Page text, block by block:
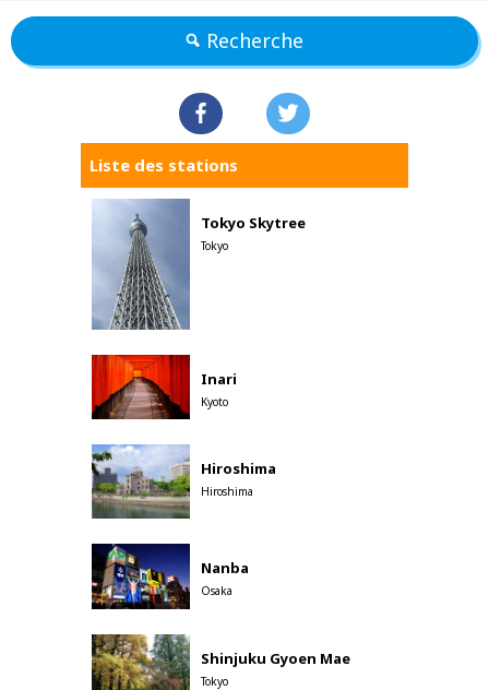
Recherche
Liste des stations
Tokyo Skytree
Tokyo
Inari
Kyoto
Hiroshima
Hiroshima
Nanba
Osaka
Shinjuku Gyoen Mae
Tokyo